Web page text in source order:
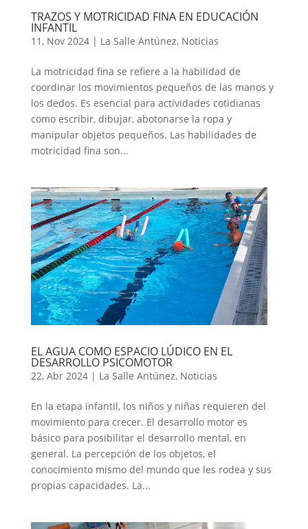
TRAZOS Y MOTRICIDAD FINA EN EDUCACIÓN
INFANTIL
11, Nov 2024| La Salle Antúnez, Noticias
La motricidad fina se refiere a la habilidad de
coordinar los movimientos pequeños de las manos y
los dedos. Es esencial para actividades cotidianas
como escribir, dibujar, abotonarse la ropa y
manipular objetos pequeños. Las habilidades de
motricidad fina son...
EL AGUA COMO ESPACIO LÚDICO EN EL
DESARROLLO PSICOMOTOR
22, Abr 2024| La Salle Antúnez, Noticias
En la etapa infantil, los niños y niñas requieren del
movimiento para crecer. El desarrollo motor es
básico para posibilitar el desarrollo mental, en
general. La percepción de los objetos, el
conocimiento mismo del mundo que les rodea y sus
propias capacidades. La...